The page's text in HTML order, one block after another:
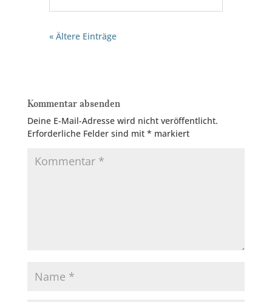
« Ältere Einträge
Kommentar absenden
Deine E-Mail-Adresse wird nicht veröffentlicht.
Erforderliche Felder sind mit * markiert